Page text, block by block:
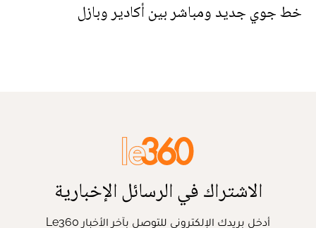
خط جوي جديد ومباشر بين أكادير وبازل
الاشتراك في الرسائل الإخبارية
أدخل بريدك الإلكتروني للتوصل بآخر الأخبار Le360